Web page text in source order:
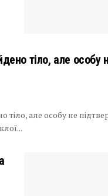
тіло, але особу
тіло, але особу не